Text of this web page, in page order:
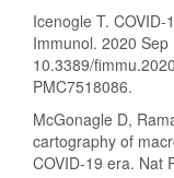
Icenogle T.
Immunol. 2020
10.3389/
PMC7518086.
McGonagle D,
cartography of
COVID-19 era. Nat